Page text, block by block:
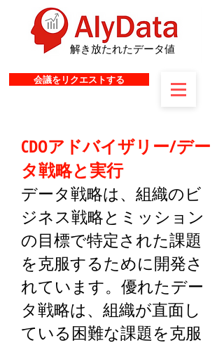
解き放たれたデータ値
会議をリクエストする
CDOアドバイザリー/デー
タ戦略と実行
データ戦略は、組織のビ
ジネス戦略とミッション
の目標で特定された課題
を克服するために開発さ
れています。優れたデー
タ戦略は、組織が直面し
ている困難な課題を克服